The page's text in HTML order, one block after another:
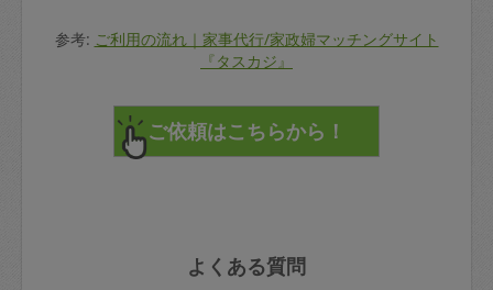
参考: ご利用の流れ｜家事代行/家政婦マッチングサイト
『タスカジ』
よくある質問